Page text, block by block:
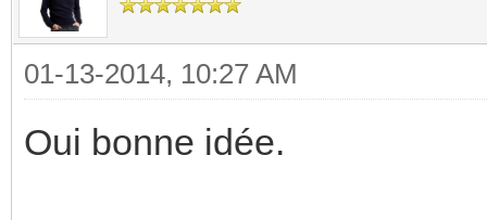
01-13-2014, 10:27 AM
Oui bonne idée.